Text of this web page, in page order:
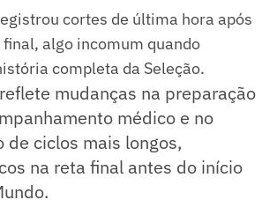
cortes de última hora após
algo incomum quando
completa da Seleção.
mudanças na preparação
médico e no
de ciclos mais longos,
na reta final antes do início